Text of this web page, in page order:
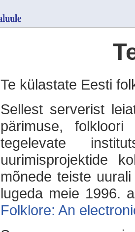
Te külastate Eesti
Sellest serverist
pärimuse,
tegelevate
uurimisprojektide
mõnede teiste
lugeda meie 1996.
Folklore: An